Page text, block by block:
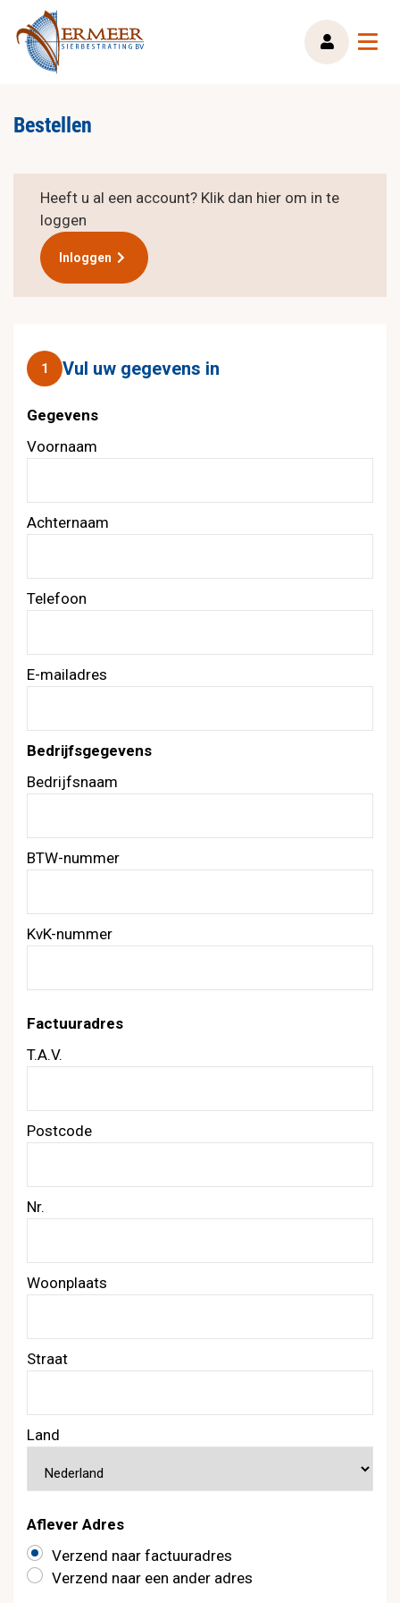
Bestellen
Heeft u al een account? Klik dan hier om in te
loggen
Inloggen
1 Vul uw gegevens in
Gegevens
Voornaam
Achternaam
Telefoon
E-mailadres
Bedrijfsgegevens
Bedrijfsnaam
BTW-nummer
KvK-nummer
Factuuradres
T.A.V.
Postcode
Nr.
Woonplaats
Straat
Land
Aflever Adres
Verzend naar factuuradres
Verzend naar een ander adres